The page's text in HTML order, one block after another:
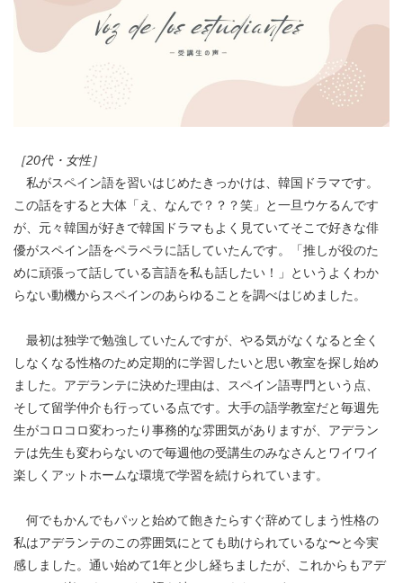
［20代・女性］
私がスペイン語を習いはじめたきっかけは、韓国ドラマです。
この話をすると大体「え、なんで？？？笑」と一旦ウケるんです
が、元々韓国が好きで韓国ドラマもよく見ていてそこで好きな俳
優がスペイン語をペラペラに話していたんです。「推しが役のた
めに頑張って話している言語を私も話したい！」というよくわか
らない動機からスペインのあらゆることを調べはじめました。
最初は独学で勉強していたんですが、やる気がなくなると全く
しなくなる性格のため定期的に学習したいと思い教室を探し始め
ました。アデランテに決めた理由は、スペイン語専門という点、
そして留学仲介も行っている点です。大手の語学教室だと毎週先
生がコロコロ変わったり事務的な雰囲気がありますが、アデラン
テは先生も変わらないので毎週他の受講生のみなさんとワイワイ
楽しくアットホームな環境で学習を続けられています。
何でもかんでもパッと始めて飽きたらすぐ辞めてしまう性格の
私はアデランテのこの雰囲気にとても助けられているな〜と今実
感しました。通い始めて1年と少し経ちましたが、これからもアデ